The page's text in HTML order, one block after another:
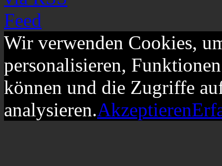
Wir verwenden Cookies,
personalisieren,
können und die Zugriffe
analysieren.Akzeptieren